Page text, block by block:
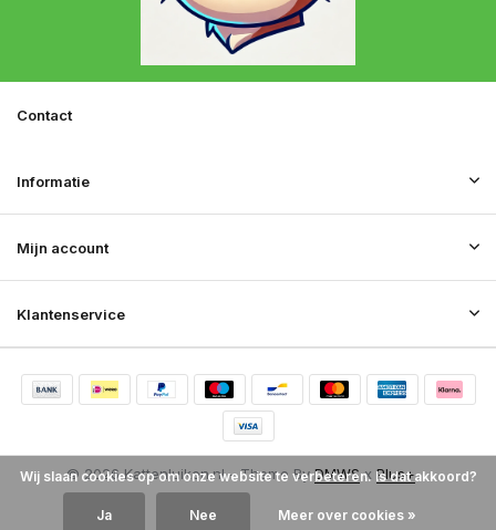
Klantenservice
Mijn account
Informatie
Contact
© 2026 Kattenluiken.nl - Theme ByDMWSx Plus+
Wij slaan cookies op om onze website te verbeteren. Is dat akkoord?
Ja Nee Meer over cookies »